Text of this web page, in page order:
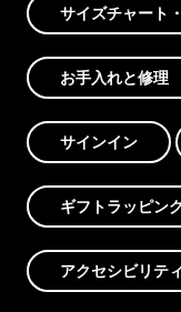
サイズチャート
お手入れと修理
サインイン
ギフトラッピン
アクセシビリテ